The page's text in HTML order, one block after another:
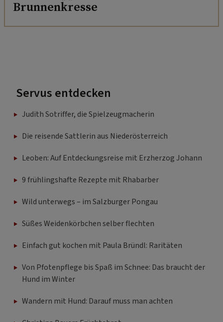
Brunnenkresse
Servus entdecken
Judith Sotriffer, die Spielzeugmacherin
Die reisende Sattlerin aus Niederösterreich
Leoben: Auf Entdeckungsreise mit Erzherzog Johann
9 frühlingshafte Rezepte mit Rhabarber
Wild unterwegs – im Salzburger Pongau
Süßes Weidenkörbchen selber flechten
Einfach gut kochen mit Paula Bründl: Raritäten
Von Pfotenpflege bis Spaß im Schnee: Das braucht der
Hund im Winter
Wandern mit Hund: Darauf muss man achten